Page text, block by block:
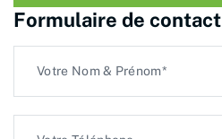
Formulaire de contact